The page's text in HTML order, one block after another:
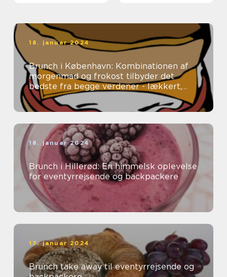
18. januar 2024
Brunch i København: Kombinationen af
morgenmad og frokost tilbyder det
bedste fra begge verdener - lækkert,
tilfredsstillende mad uden en fastlagt
spi...
18. januar 2024
Brunch i Hillerød: En himmelsk oplevelse
for eventyrrejsende og backpackere
17. januar 2024
Brunch take away til eventyrrejsende og